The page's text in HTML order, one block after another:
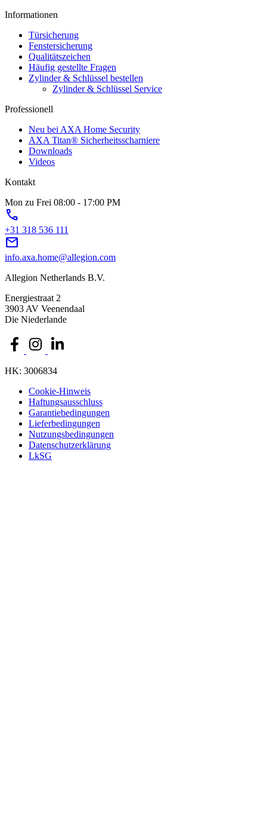
Informationen
Türsicherung
Fenstersicherung
Qualitätszeichen
Häufig gestellte Fragen
Zylinder & Schlüssel bestellen
Zylinder & Schlüssel Service
Professionell
Neu bei AXA Home Security
AXA Titan® Sicherheitsscharniere
Downloads
Videos
Kontakt
Mon zu Frei 08:00 - 17:00 PM
phone
+31 318 536 111
mail
info.axa.home@allegion.com
Allegion Netherlands B.V.
Energiestraat 2
3903 AV Veenendaal
Die Niederlande
HK: 3006834
Cookie-Hinweis
Haftungsausschluss
Garantiebedingungen
Lieferbedingungen
Nutzungsbedingungen
Datenschutzerklärung
LkSG